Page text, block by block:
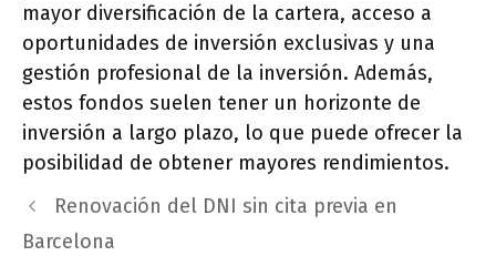
mayor diversificación de la cartera, acceso a
oportunidades de inversión exclusivas y una
gestión profesional de la inversión. Además,
estos fondos suelen tener un horizonte de
inversión a largo plazo, lo que puede ofrecer la
posibilidad de obtener mayores rendimientos.
Renovación del DNI sin cita previa en
Barcelona